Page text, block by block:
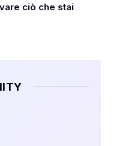
ciò che stai